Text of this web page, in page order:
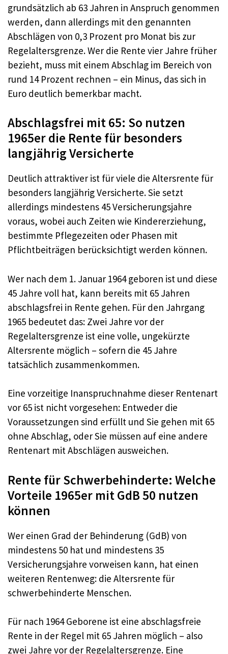
grundsätzlich ab 63 Jahren in Anspruch genommen
werden, dann allerdings mit den genannten
Abschlägen von 0,3 Prozent pro Monat bis zur
Regelaltersgrenze. Wer die Rente vier Jahre früher
bezieht, muss mit einem Abschlag im Bereich von
rund 14 Prozent rechnen – ein Minus, das sich in
Euro deutlich bemerkbar macht.
Abschlagsfrei mit 65: So nutzen
1965er die Rente für besonders
langjährig Versicherte
Deutlich attraktiver ist für viele die Altersrente für
besonders langjährig Versicherte. Sie setzt
allerdings mindestens 45 Versicherungsjahre
voraus, wobei auch Zeiten wie Kindererziehung,
bestimmte Pflegezeiten oder Phasen mit
Pflichtbeiträgen berücksichtigt werden können.
Wer nach dem 1. Januar 1964 geboren ist und diese
45 Jahre voll hat, kann bereits mit 65 Jahren
abschlagsfrei in Rente gehen. Für den Jahrgang
1965 bedeutet das: Zwei Jahre vor der
Regelaltersgrenze ist eine volle, ungekürzte
Altersrente möglich – sofern die 45 Jahre
tatsächlich zusammenkommen.
Eine vorzeitige Inanspruchnahme dieser Rentenart
vor 65 ist nicht vorgesehen: Entweder die
Voraussetzungen sind erfüllt und Sie gehen mit 65
ohne Abschlag, oder Sie müssen auf eine andere
Rentenart mit Abschlägen ausweichen.
Rente für Schwerbehinderte: Welche
Vorteile 1965er mit GdB 50 nutzen
können
Wer einen Grad der Behinderung (GdB) von
mindestens 50 hat und mindestens 35
Versicherungsjahre vorweisen kann, hat einen
weiteren Rentenweg: die Altersrente für
schwerbehinderte Menschen.
Für nach 1964 Geborene ist eine abschlagsfreie
Rente in der Regel mit 65 Jahren möglich – also
zwei Jahre vor der Regelaltersgrenze. Eine